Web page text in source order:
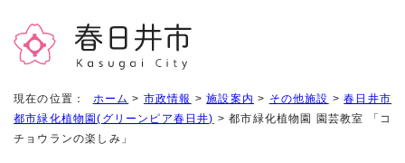
現在の位置： ホーム > 市政情報 >施設案内 > その他施設 >春日井市
都市緑化植物園(グリーンピア春日井) > 都市緑化植物園 園芸教室 「コ
チョウランの楽しみ」